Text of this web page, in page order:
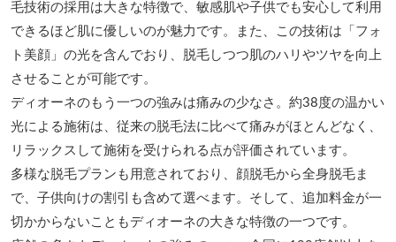
毛技術の採用は大きな特徴で、敏感肌や子供でも安心して利用
できるほど肌に優しいのが魅力です​​​​。また、この技術は「フォ
ト美顔」の光を含んでおり、脱毛しつつ肌のハリやツヤを向上
させることが可能です​​​​。
ディオーネのもう一つの強みは痛みの少なさ。約38度の温かい
光による施術は、従来の脱毛法に比べて痛みがほとんどなく、
リラックスして施術を受けられる点が評価されています​​​​。
多様な脱毛プランも用意されており、顔脱毛から全身脱毛ま
で、子供向けの割引も含めて選べます​​​​。そして、追加料金が一
切かからないこともディオーネの大きな特徴の一つです​​。